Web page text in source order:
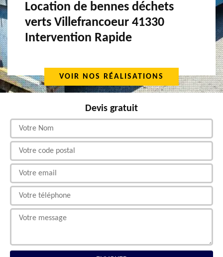
Location de bennes déchets
verts Villefrancoeur 41330
Intervention Rapide
VOIR NOS RÉALISATIONS
Devis gratuit